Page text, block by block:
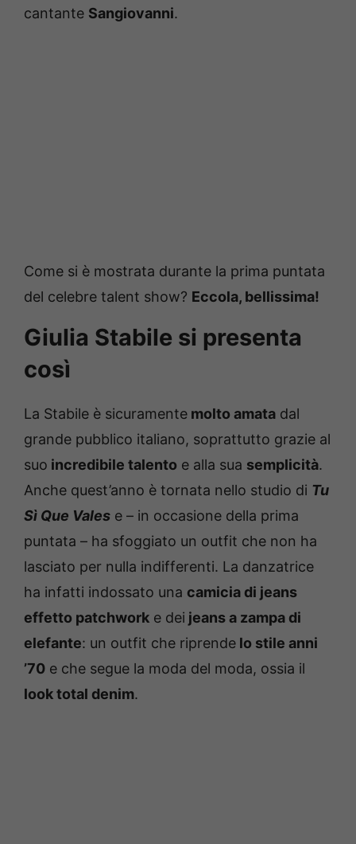
cantante Sangiovanni.
Come si è mostrata durante la prima puntata
del celebre talent show? Eccola, bellissima!
Giulia Stabile si presenta
così
La Stabile è sicuramente molto amata dal
grande pubblico italiano, soprattutto grazie al
suo incredibile talento e alla sua semplicità.
Anche quest’anno è tornata nello studio di Tu
Sì Que Vales e – in occasione della prima
puntata – ha sfoggiato un outfit che non ha
lasciato per nulla indifferenti. La danzatrice
ha infatti indossato una camicia di jeans
effetto patchwork e dei jeans a zampa di
elefante: un outfit che riprende lo stile anni
’70 e che segue la moda del moda, ossia il
look total denim.